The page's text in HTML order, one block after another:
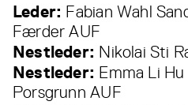
Leder: Fabian Wahl
Færder AUF
Nestleder: Nikolai Sti
Nestleder: Emma Li
Porsgrunn AUF